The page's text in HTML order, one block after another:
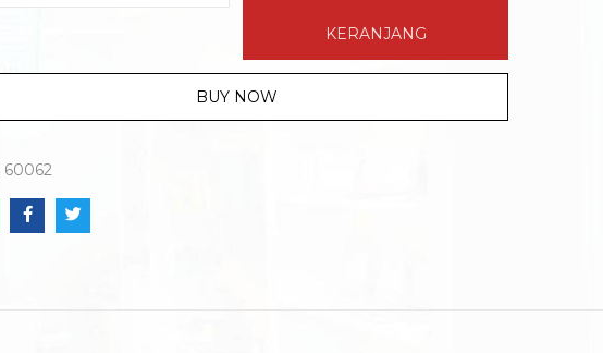
KERANJANG
BUY NOW
60062